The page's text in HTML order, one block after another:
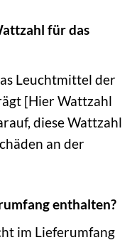
für das
Leuchtmittel der
[Hier Wattzahl
diese Wattzahl
an der
enthalten?
im Lieferumfang